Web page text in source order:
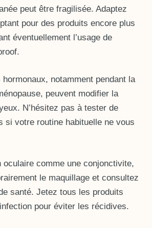
peut être fragilisée. Adaptez
pour des produits encore plus
éventuellement l’usage de
notamment pendant la
peuvent modifier la
N’hésitez pas à tester de
si votre routine habituelle ne vous
oculaire comme une conjonctivite,
le maquillage et consultez
santé. Jetez tous les produits
pour éviter les récidives.